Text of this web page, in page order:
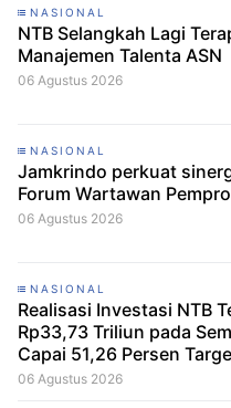
NASIONAL
NTB Selangkah Lagi
Manajemen Talenta ASN
06 Agustus 2026
NASIONAL
Jamkrindo perkuat
Forum Wartawan
06 Agustus 2026
NASIONAL
Realisasi Investasi NTB
Rp33,73 Triliun pada
Capai 51,26 Persen
06 Agustus 2026